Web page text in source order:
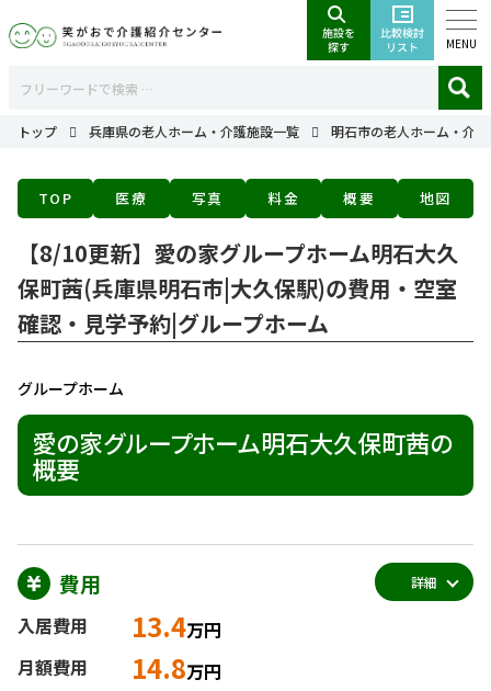
MENU
トップ 兵庫県の老人ホーム・介護施設一覧 明石市の老人ホーム・介
TOP 医療 写真 料金 概要 地図
【8/10更新】愛の家グループホーム明石大久
保町茜(兵庫県明石市|大久保駅)の費用・空室
確認・見学予約|グループホーム
グループホーム
愛の家グループホーム明石大久保町茜の
概要
費用
入居費用 13.4万円
月額費用
14.8万円
詳細